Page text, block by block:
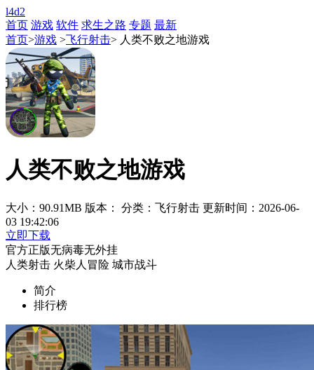
l4d2
首页 游戏 软件 求生之路 专题 最新
首页>游戏 >飞行射击> 人类不败之地游戏
人类不败之地游戏
大小：90.91MB 版本： 分类：飞行射击 更新时间：2026-06-
03 19:42:06
立即下载
官方正版无病毒无外挂
人类射击 火柴人冒险 城市战斗
简介
排行榜